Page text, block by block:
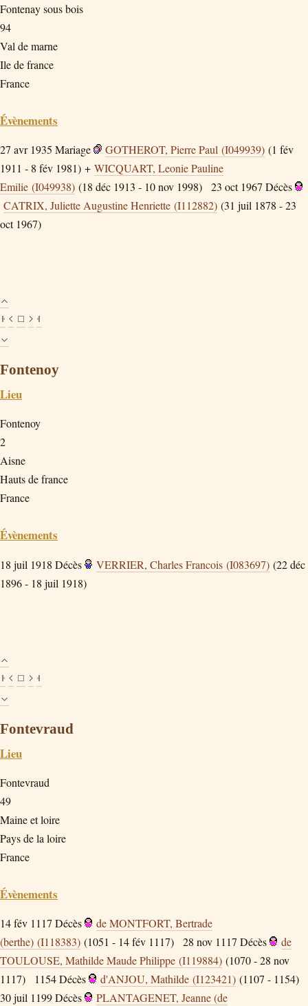
Fontenay sous bois
94
Val de marne
Ile de france
France
Évènements
27 avr 1935 Mariage GOTHEROT, Pierre Paul (I049939) (1 fév
1911 - 8 fév 1981) + WICQUART, Leonie Pauline
Emilie (I049938) (18 déc 1913 - 10 nov 1998) 23 oct 1967 Décès
CATRIX, Juliette Augustine Henriette (I112882) (31 juil 1878 - 23
oct 1967)
Fontenoy
Lieu
Fontenoy
2
Aisne
Hauts de france
France
Évènements
18 juil 1918 Décès VERRIER, Charles Francois (I083697) (22 déc
1896 - 18 juil 1918)
Fontevraud
Lieu
Fontevraud
49
Maine et loire
Pays de la loire
France
Évènements
14 fév 1117 Décès
de MONTFORT, Bertrade
(berthe) (I118383) (1051 - 14 fév 1117) 28 nov 1117 Décès
de
TOULOUSE, Mathilde Maude Philippe (I119884) (1070 - 28 nov
1117)
1154Décès d'ANJOU, Mathilde (I123421) (1107 - 1154)
30 juil 1199Décès
PLANTAGENET, Jeanne (de